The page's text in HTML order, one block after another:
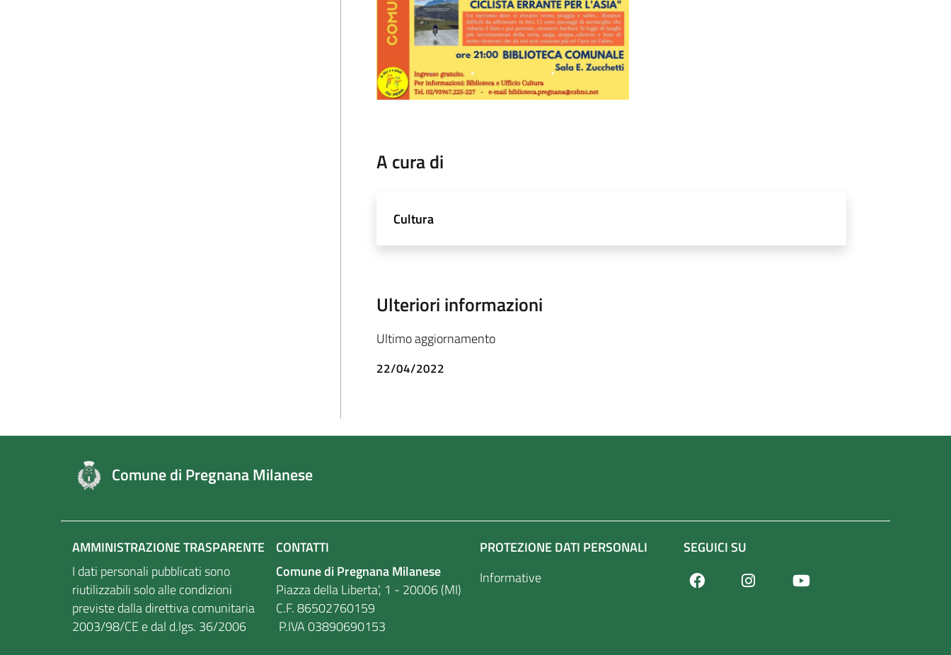
A cura di
Cultura
Ulteriori informazioni
Ultimo aggiornamento
22/04/2022
Comune di Pregnana Milanese
AMMINISTRAZIONE TRASPARENTE
I dati personali pubblicati sono
riutilizzabili solo alle condizioni
previste dalla direttiva comunitaria
2003/98/CE e dal d.lgs. 36/2006
CONTATTI
Comune di Pregnana Milanese
Piazza della Liberta', 1 - 20006 (MI)
C.F. 86502760159
P.IVA 03890690153
PROTEZIONE DATI PERSONALI
Informative
SEGUICI SU
FacebookInstagram